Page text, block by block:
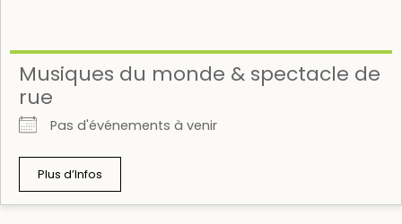
Musiques du monde & spectacle de
rue
Pas d'événements à venir
Plus d’Infos